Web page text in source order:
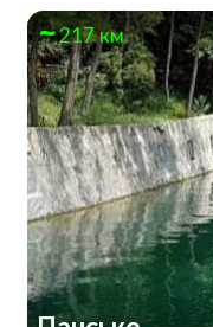
217 км